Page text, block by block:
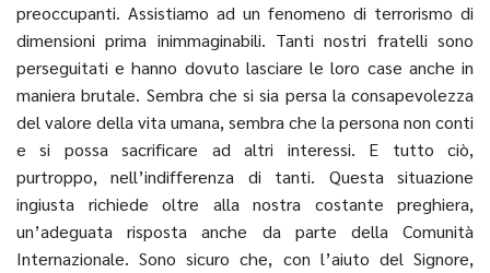
preoccupanti. Assistiamo ad un fenomeno di terrorismo di
dimensioni prima inimmaginabili. Tanti nostri fratelli sono
perseguitati e hanno dovuto lasciare le loro case anche in
maniera brutale. Sembra che si sia persa la consapevolezza
del valore della vita umana, sembra che la persona non conti
e si possa sacrificare ad altri interessi. E tutto ciò,
purtroppo, nell’indifferenza di tanti. Questa situazione
ingiusta richiede oltre alla nostra costante preghiera,
un’adeguata risposta anche da parte della Comunità
Internazionale. Sono sicuro che, con l’aiuto del Signore,